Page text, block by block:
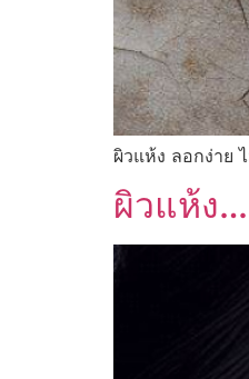
ผิวแห้ง ลอกง่าย
ผิวแห้ง